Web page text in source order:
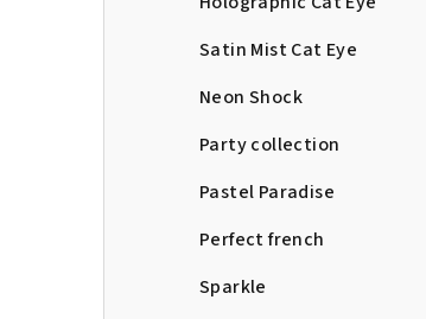
Satin Mist Cat Eye
Neon Shock
Party collection
Pastel Paradise
Perfect french
Sparkle